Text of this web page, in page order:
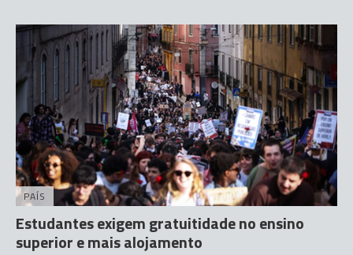
PAÍS
Estudantes exigem gratuitidade no ensino
superior e mais alojamento